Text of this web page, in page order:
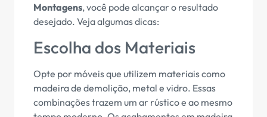
Montagens, você pode alcançar o resultado
desejado. Veja algumas dicas:
Escolha dos Materiais
Opte por móveis que utilizem materiais como
madeira de demolição, metal e vidro. Essas
combinações trazem um ar rústico e ao mesmo